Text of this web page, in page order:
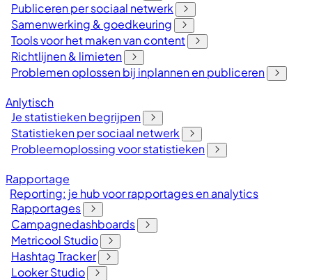
Publiceren per sociaal netwerk
Samenwerking & goedkeuring
Tools voor het maken van content
Richtlijnen & limieten
Problemen oplossen bij inplannen en publiceren
Anlytisch
Je statistieken begrijpen
Statistieken per sociaal netwerk
Probleemoplossing voor statistieken
Rapportage
Reporting: je hub voor rapportages en analytics
Rapportages
Campagnedashboards
Metricool Studio
Hashtag Tracker
Looker Studio